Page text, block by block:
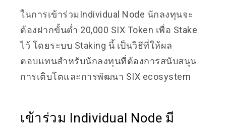
ในการเข้าร่วมIndividual Node นักลงทุนจะ
ต้องฝากขั้นต่ำ 20,000 SIX Token เพื่อ Stake
ไว้ โดยระบบ Staking นี้ เป็นวิธีที่ให้ผล
ตอบแทนสำหรับนักลงทุนที่ต้องการสนับสนุน
การเติบโตและการพัฒนา SIX ecosystem
เข้าร่วม Individual Node มี